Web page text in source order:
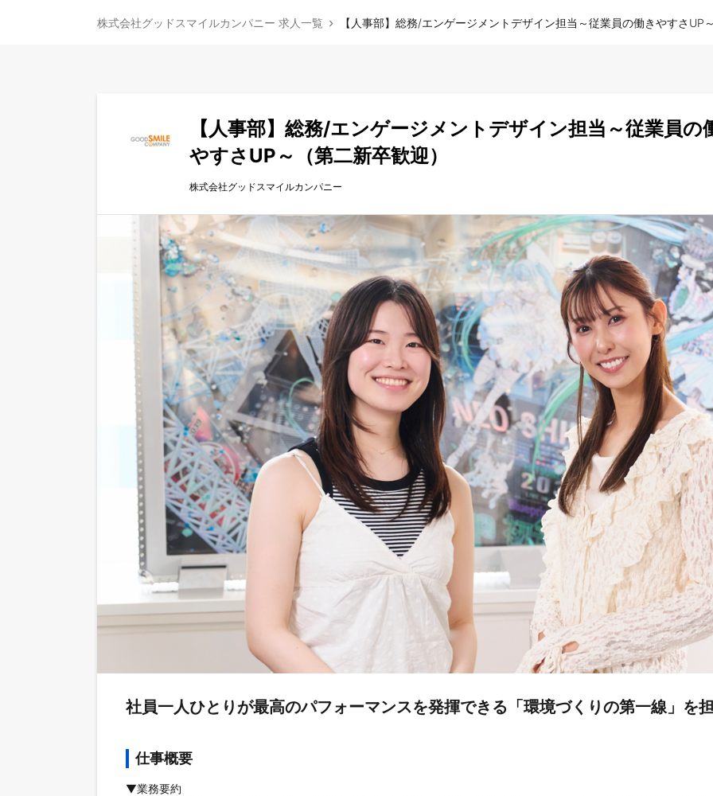
株式会社グッドスマイルカンパニー 求人一覧 【人事部】総務/エンゲージメントデザイン担当～従業員の働きやすさUP
【人事部】総務/エンゲージメントデザイン担当～従業員の
やすさUP～（第二新卒歓迎）
株式会社グッドスマイルカンパニー
社員一人ひとりが最高のパフォーマンスを発揮できる「環境づくりの第一線」を
仕事概要
▼業務要約